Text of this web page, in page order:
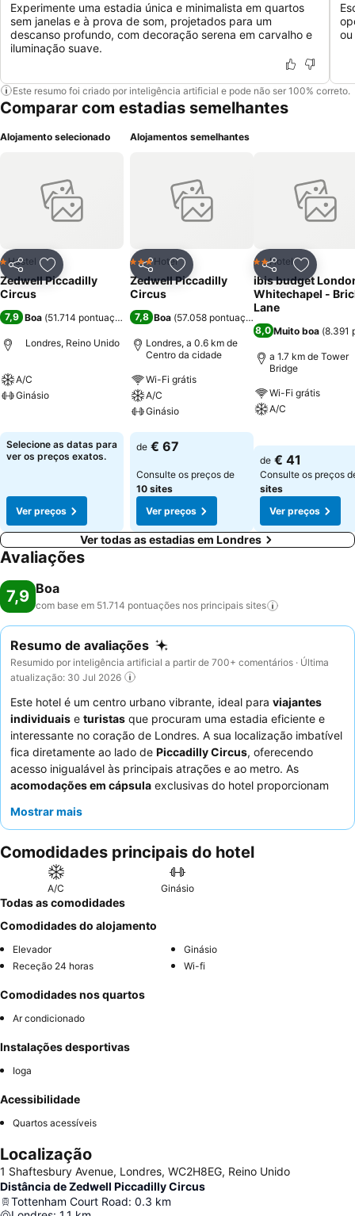
Experimente uma estadia única e minimalista em quartos
sem janelas e à prova de som, projetados para um
descanso profundo, com decoração serena em carvalho e
iluminação suave.
Este resumo foi criado por inteligência artificial e pode não ser 100% correto.
Comparar com estadias semelhantes
Alojamento selecionado
PartilharAdicionar aos favoritos
1 Estrelas
Hostel
Zedwell Piccadilly
Circus
7,9 Boa (51.714 pontuações)
Londres, Reino Unido
A/C
Ginásio
Selecione as datas para
ver os preços exatos.
Ver preços
Alojamentos semelhantes
PartilharAdicionar aos favoritos
3 Estrelas
Hotel
Zedwell Piccadilly
Circus
7,8 Boa (57.058 pontuações
Londres, a 0.6 km de
Centro da cidade
Wi-Fi grátis
A/C
Ginásio
Ver preços
de € 67
Consulte os preços de
10 sites
Ver preços
Partilhar
2 Estrelas
Hotel
ibis budget
Whitechapel -
Lane
8,0 Muito boa (8.391
a 1.7 km de Tower
Bridge
Wi-Fi grátis
A/C
Ver preços
de € 41
Consulte os preços
sites
Ver preços
Ver todas as estadias em Londres
Avaliações
7,9 Boa
com base em 51.714 pontuações nos principais sites
Resumo de avaliações
Resumido por inteligência artificial a partir de 700+ comentários · Última
atualização: 30 Jul 2026
Este hotel é um centro urbano vibrante, ideal para viajantes
individuais e turistas que procuram uma estadia eficiente e
interessante no coração de Londres. A sua localização imbatível
fica diretamente ao lado de Piccadilly Circus, oferecendo
acesso inigualável às principais atrações e ao metro. As
acomodações em cápsula exclusivas do hotel proporcionam
de qualidade e tomadas elétricas convenientes. Os hóspedes
prestativose desfrutam dadeliciosa pizzae do excelente café
do café no local. Para uma experiência mais tranquila, os
hóspedes devem considerar solicitar uma cápsula longe de
áreas de alto tráfego.
Mostrar mais
Comodidades principais do hotel
A/C Ginásio
Todas as comodidades
Comodidades do alojamento
Elevador
Ginásio
Receção 24 horas
Wi-fi
Comodidades nos quartos
Ar condicionado
Instalações desportivas
Ioga
Acessibilidade
Quartos acessíveis
Localização
1 Shaftesbury Avenue, Londres, WC2H8EG, Reino Unido
Distância de Zedwell Piccadilly Circus
Tottenham Court Road: 0.3 km